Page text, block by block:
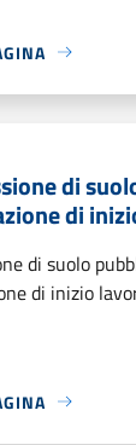
di
di
di suolo
di inizio